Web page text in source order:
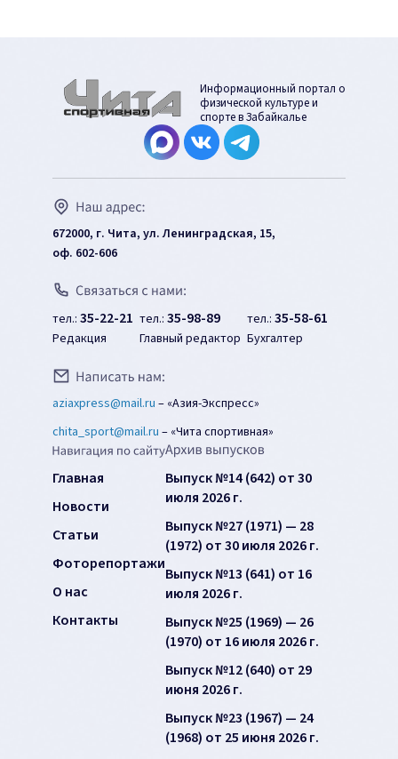
Информационный портал о
физической культуре и
спорте в Забайкалье
672000, г. Чита, ул. Ленинградская, 15,
оф. 602-606
тел.: 35-22-21
Редакция
тел.: 35-98-89
Главный редактор
тел.: 35-58-61
Бухгалтер
aziaxpress@mail.ru – «Азия-Экспресс»
chita_sport@mail.ru – «Чита спортивная»
Главная
Новости
Статьи
Фоторепортажи
О нас
Контакты
Выпуск №14 (642) от 30
июля 2026 г.
Выпуск №27 (1971) — 28
(1972) от 30 июля 2026 г.
Выпуск №13 (641) от 16
июля 2026 г.
Выпуск №25 (1969) — 26
(1970) от 16 июля 2026 г.
Выпуск №12 (640) от 29
июня 2026 г.
Выпуск №23 (1967) — 24
(1968) от 25 июня 2026 г.